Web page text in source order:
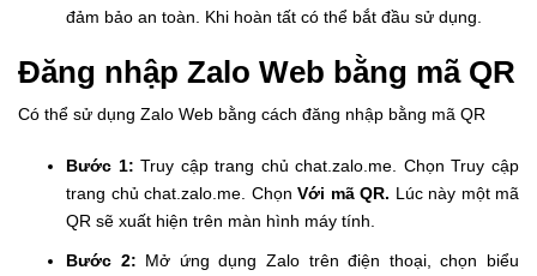
đảm bảo an toàn. Khi hoàn tất có thể bắt đầu sử dụng.
Đăng nhập Zalo Web bằng mã QR
Có thể sử dụng Zalo Web bằng cách đăng nhập bằng mã QR
Bước 1:Truy cập trang chủchat.zalo.me . Chọn Truy cập
trang chủ chat.zalo.me . Chọn Với mã QR. Lúc này một mã
QR sẽ xuất hiện trên màn hình máy tính.
Bước 2: Mở ứng dụng Zalo trên điện thoại, chọn biểu